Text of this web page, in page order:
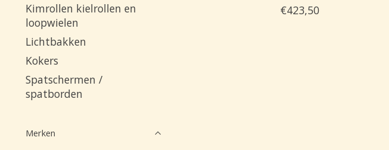
Kimrollen kielrollen en
loopwielen
Lichtbakken
Kokers
Spatschermen /
spatborden
Merken
€423,50